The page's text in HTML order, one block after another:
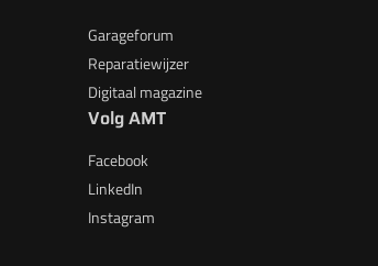
Garageforum
Reparatiewijzer
Digitaal magazine
Volg AMT
Facebook
LinkedIn
Instagram